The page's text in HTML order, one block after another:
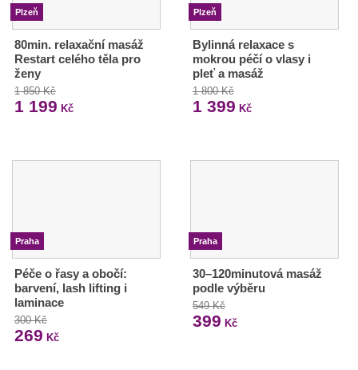
Plzeň
80min. relaxační masáž
Restart celého těla pro
ženy
1 850 Kč
1 199 Kč
Plzeň
Bylinná relaxace s
mokrou péčí o vlasy i
pleť a masáž
1 800 Kč
1 399 Kč
Praha
Péče o řasy a obočí:
barvení, lash lifting i
laminace
300 Kč
269 Kč
Praha
30–120minutová masáž
podle výběru
549 Kč
399 Kč